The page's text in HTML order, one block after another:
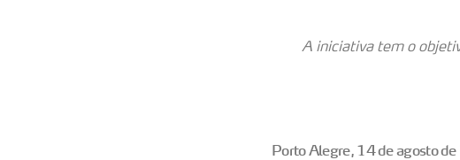
A iniciativa tem o
Porto Alegre, 14 de agosto